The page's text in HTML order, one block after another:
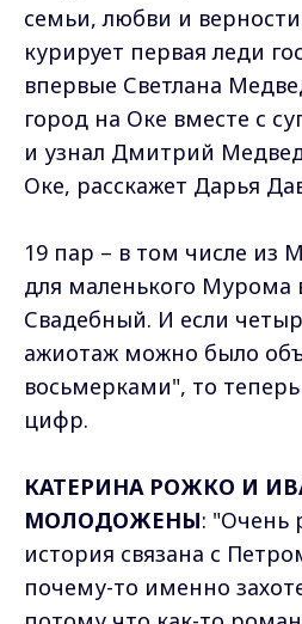
семьи, любви и
курирует первая леди
впервые Светлана
город на Оке вместе с
и узнал Дмитрий
Оке, расскажет Дарья
19 пар – в том числе из
для маленького Мурома
Свадебный. И если
ажиотаж можно было
восьмерками", то
цифр.
КАТЕРИНА РОЖКО И
МОЛОДОЖЕНЫ: "Очень
история связана с
почему-то именно